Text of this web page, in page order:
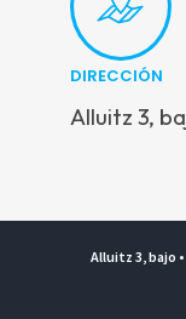
DIRECCIÓN
Alluitz 3,
Alluitz 3, bajo •